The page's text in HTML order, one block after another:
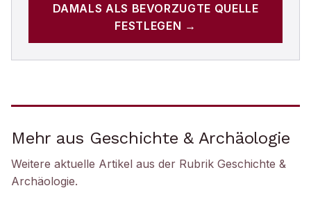
DAMALS ALS BEVORZUGTE QUELLE
FESTLEGEN →
Mehr aus Geschichte & Archäologie
Weitere aktuelle Artikel aus der Rubrik Geschichte &
Archäologie.